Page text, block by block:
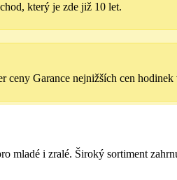
který je zde již 10 let.
ceny Garance nejnižších cen
mladé i zralé. Široký sortiment